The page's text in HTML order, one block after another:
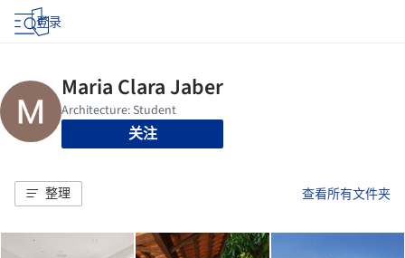
登录
关注
整理 查看所有文件夹